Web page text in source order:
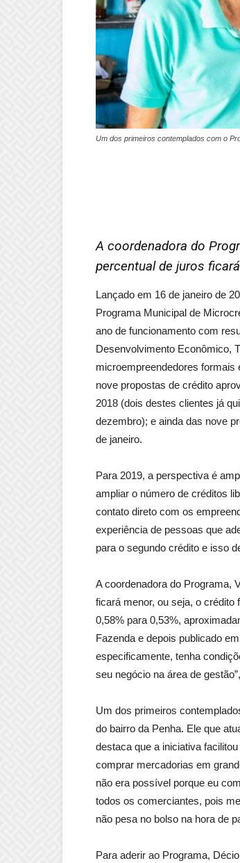
Um dos primeiros contemplados com o
A coordenadora do
percentual de juros
Lançado em 16 de janeiro de
Programa Municipal de
ano de funcionamento com
Desenvolvimento Econômico,
microempreendedores formais
nove propostas de crédito
2018 (dois destes clientes já
dezembro); e ainda das nove
de janeiro.
Para 2019, a perspectiva é
ampliar o número de créditos
contato direto com os
experiência de pessoas que
para o segundo crédito e isso
A coordenadora do Programa,
ficará menor, ou seja, o crédito
0,58% para 0,53%,
Fazenda e depois publicado
especificamente, tenha
seu negócio na área de
Um dos primeiros
do bairro da Penha. Ele que
destaca que a iniciativa
comprar mercadorias em
não era possível porque eu
todos os comerciantes, pois
não pesa no bolso na hora de
Para aderir ao Programa,